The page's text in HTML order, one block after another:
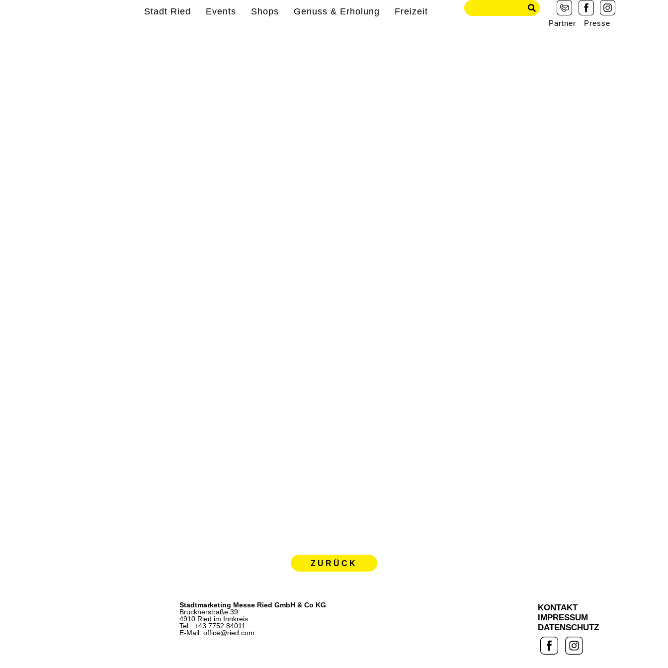
Stadt Ried Events Shops Genuss & Erholung Freizeit
Partner Presse
ZURÜCK
Stadtmarketing Messe Ried GmbH & Co KG
Brucknerstraße 39
4910 Ried im Innkreis
Tel.: +43 7752 84011
E-Mail: office@ried.com
KONTAKT
IMPRESSUM
DATENSCHUTZ